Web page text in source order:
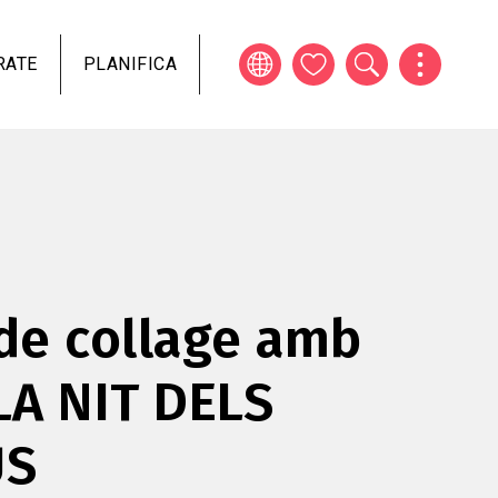
PLANIFICA
collage amb
NIT DELS